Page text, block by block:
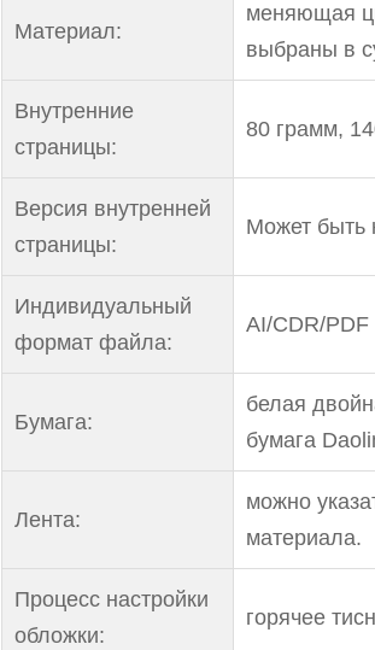
Материал:
меняющая
выбраны в
Внутренние
страницы:
80 грамм,
Версия внутренней
страницы:
Может быть
Индивидуальный
формат файла:
AI/CDR/PDF
Бумага:
белая
бумага
Лента:
можно
материала.
Процесс настройки
обложки:
горячее